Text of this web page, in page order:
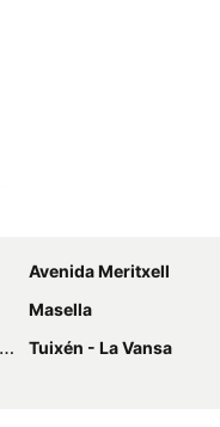
Avenida Meritxell
Masella
Tuixén - La Vansa